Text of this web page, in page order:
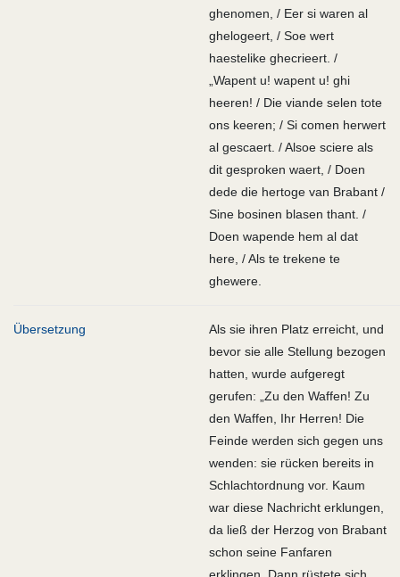
ghenomen, / Eer si waren al
ghelogeert, / Soe wert
haestelike ghecrieert. /
„Wapent u! wapent u! ghi
heeren! / Die viande selen tote
ons keeren; / Si comen herwert
al gescaert. / Alsoe sciere als
dit gesproken waert, / Doen
dede die hertoge van Brabant /
Sine bosinen blasen thant. /
Doen wapende hem al dat
here, / Als te trekene te
ghewere.
Übersetzung
Als sie ihren Platz erreicht, und
bevor sie alle Stellung bezogen
hatten, wurde aufgeregt
gerufen: „Zu den Waffen! Zu
den Waffen, Ihr Herren! Die
Feinde werden sich gegen uns
wenden: sie rücken bereits in
Schlachtordnung vor. Kaum
war diese Nachricht erklungen,
da ließ der Herzog von Brabant
schon seine Fanfaren